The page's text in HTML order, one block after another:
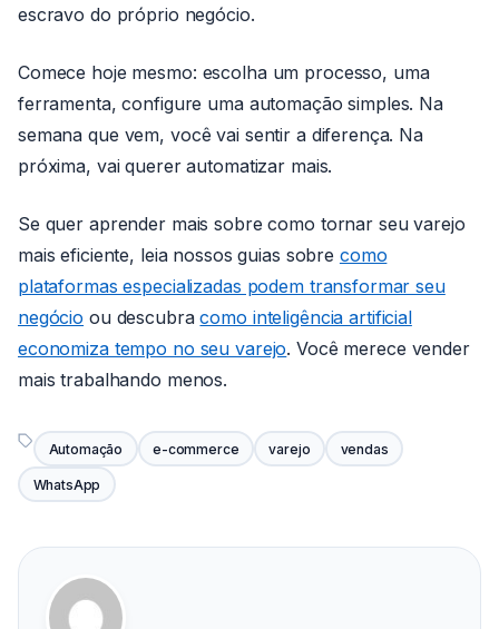
escravo do próprio negócio.
Comece hoje mesmo: escolha um processo, uma
ferramenta, configure uma automação simples. Na
semana que vem, você vai sentir a diferença. Na
próxima, vai querer automatizar mais.
Se quer aprender mais sobre como tornar seu varejo
mais eficiente, leia nossos guias sobre como
plataformas especializadas podem transformar seu
negócio ou descubracomo inteligência artificial
economiza tempo no seu varejo. Você merece vender
mais trabalhando menos.
Automação e-commerce varejo vendas
WhatsApp